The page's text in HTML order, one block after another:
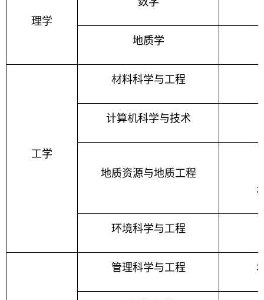
理学
地质学
工学
材料科学与工程
计算机科学与技术
地质资源与地质工程
环境科学与工程
管理科学与工程